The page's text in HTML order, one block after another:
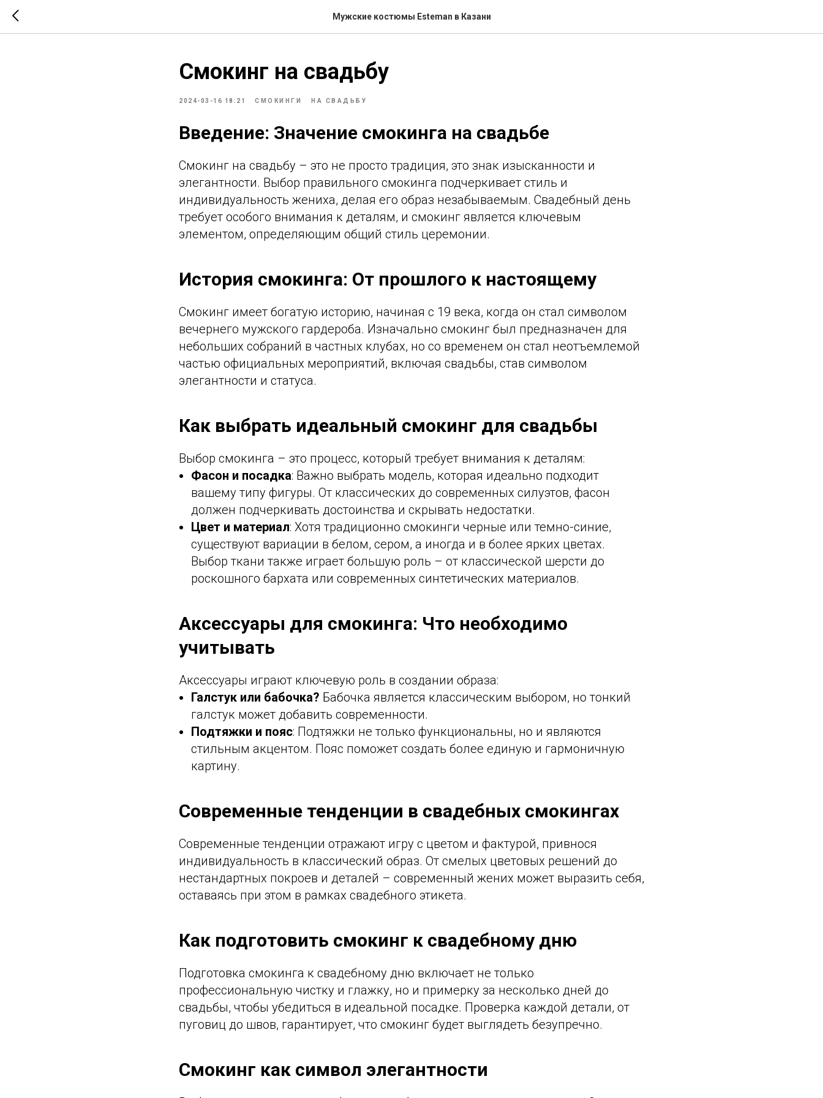
Мужские костюмы Esteman в Казани
Смокинг на свадьбу
2024-03-16 18:21 СМОКИНГИ НА СВАДЬБУ
Введение: Значение смокинга на свадьбе
Смокинг на свадьбу – это не просто традиция, это знак изысканности и
элегантности. Выбор правильного смокинга подчеркивает стиль и
индивидуальность жениха, делая его образ незабываемым. Свадебный день
требует особого внимания к деталям, и смокинг является ключевым
элементом, определяющим общий стиль церемонии.
История смокинга: От прошлого к настоящему
Смокинг имеет богатую историю, начиная с 19 века, когда он стал символом
вечернего мужского гардероба. Изначально смокинг был предназначен для
небольших собраний в частных клубах, но со временем он стал неотъемлемой
частью официальных мероприятий, включая свадьбы, став символом
элегантности и статуса.
Как выбрать идеальный смокинг для свадьбы
Выбор смокинга – это процесс, который требует внимания к деталям:
Фасон и посадка: Важно выбрать модель, которая идеально подходит
вашему типу фигуры. От классических до современных силуэтов, фасон
должен подчеркивать достоинства и скрывать недостатки.
Цвет и материал: Хотя традиционно смокинги черные или темно-синие,
существуют вариации в белом, сером, а иногда и в более ярких цветах.
Выбор ткани также играет большую роль – от классической шерсти до
роскошного бархата или современных синтетических материалов.
Аксессуары для смокинга: Что необходимо
учитывать
Аксессуары играют ключевую роль в создании образа:
Галстук или бабочка? Бабочка является классическим выбором, но тонкий
галстук может добавить современности.
Подтяжки и пояс: Подтяжки не только функциональны, но и являются
стильным акцентом. Пояс поможет создать более единую и гармоничную
картину.
Современные тенденции в свадебных смокингах
Современные тенденции отражают игру с цветом и фактурой, привнося
индивидуальность в классический образ. От смелых цветовых решений до
нестандартных покроев и деталей – современный жених может выразить себя,
оставаясь при этом в рамках свадебного этикета.
Как подготовить смокинг к свадебному дню
Подготовка смокинга к свадебному дню включает не только
профессиональную чистку и глажку, но и примерку за несколько дней до
свадьбы, чтобы убедиться в идеальной посадке. Проверка каждой детали, от
пуговиц до швов, гарантирует, что смокинг будет выглядеть безупречно.
Смокинг как символ элегантности